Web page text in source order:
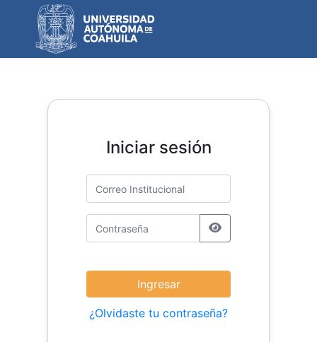
Iniciar sesión
¿Olvidaste tu contraseña?